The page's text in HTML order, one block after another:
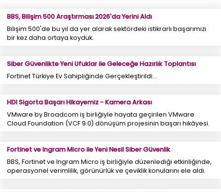
BBS, Bilişim 500 Araştırması 2026'da Yerini Aldı
Bilişim 500'de bu yıl da yer alarak sektördeki istikrarlı başarımızı
bir kez daha ortaya koyduk.
Siber Güvenlikte Yeni Ufuklar ile Geleceğe Hazırlık Toplantısı
Fortinet Türkiye Ev Sahipliğinde Gerçekleştirildi...
HDI Sigorta Başarı Hikayemiz - Kamera Arkası
VMware by Broadcom iş birliğiyle hayata geçirilen VMware
Cloud Foundation (VCF 9.0) dönüşüm projesinin başarı hikâyesi.
Fortinet ve Ingram Micro ile Yeni Nesil Siber Güvenlik
BBS, Fortinet ve Ingram Micro iş birliğiyle düzenlediği etkinliğinde,
operasyonel verimlilik, görünürlük ve çeviklik konularını ele aldı.